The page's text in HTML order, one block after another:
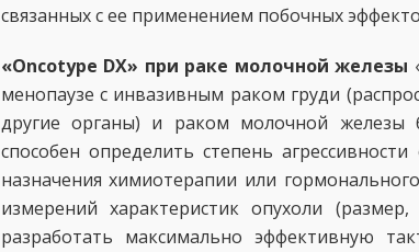
связанных с ее применением побочных
«Oncotype DX» при раке молочной железы
менопаузе с инвазивным раком груди
другие органы) и раком молочной железы
способен определить степень
назначения химиотерапии или
измерений характеристик опухоли
разработать максимально эффективную